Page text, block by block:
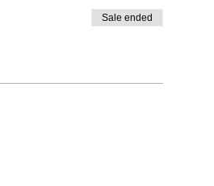
Sale ended